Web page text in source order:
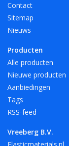
Contact
Sitemap
Nieuws
Producten
Alle producten
Nieuwe producten
Aanbiedingen
Tags
RSS-feed
Vreeberg B.V.